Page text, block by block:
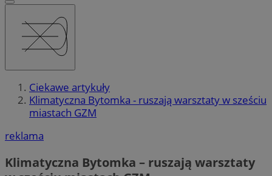
Ciekawe artykuły
Klimatyczna Bytomka - ruszają warsztaty w sześciu
miastach GZM
reklama
Klimatyczna Bytomka – ruszają warsztaty